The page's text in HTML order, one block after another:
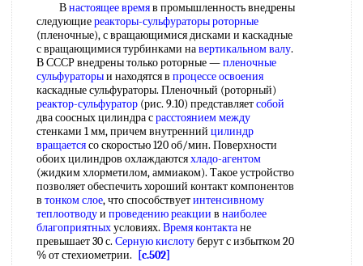
Внастоящее времяв промышленность внедрены
следующиереакторы-сульфураторы роторные
(пленочные), с вращающимися дисками и каскадные
с вращающимися турбинками навертикальном валу.
В СССР внедрены только роторные —пленочные
сульфураторыи находятся в процессе освоения
каскадные сульфураторы. Пленочный (роторный)
реактор-сульфуратор (рис. 9.10) представляетсобой
два соосных цилиндра срасстоянием между
стенками 1 мм, причем внутренний цилиндр
вращаетсясо скоростью 120 об/мин. Поверхности
обоих цилиндров охлаждаютсяхладо-агентом
(жидким хлорметилом, аммиаком). Такое устройство
позволяет обеспечить хороший контакт компонентов
в тонком слое, что способствуетинтенсивному
теплоотводуи проведению реакции в наиболее
благоприятныхусловиях. Время контактане
превышает 30 с. Серную кислотуберут с избытком 20
% от стехиометрии.
[c.502]